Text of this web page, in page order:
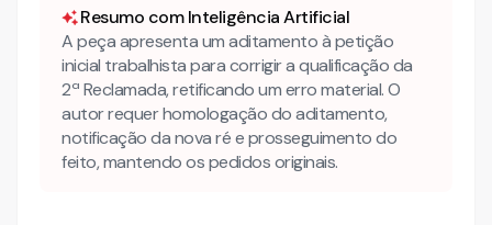
Conheça também nossa INTELIGÊNCIA ARTIFICIAL para
advogados!
ADITAMENTO À PETIÇÃO INICIAL
Resumo com Inteligência Artificial
A peça apresenta um aditamento à petição
inicial trabalhista para corrigir a qualificação da
2ª Reclamada, retificando um erro material. O
autor requer homologação do aditamento,
notificação da nova ré e prosseguimento do
feito, mantendo os pedidos originais.